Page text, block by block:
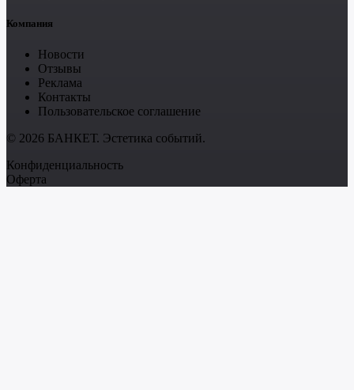
Компания
Новости
Отзывы
Реклама
Контакты
Пользовательское соглашение
© 2026 БАНКЕТ. Эстетика событий.
Конфиденциальность
Оферта